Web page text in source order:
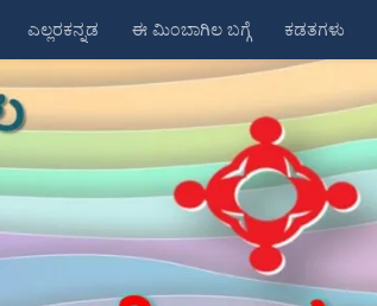
ಎಲ್ಲರಕನ್ನಡ ಈ ಮಿಂಬಾಗಿಲ ಬಗ್ಗೆ ಕಡತಗಳು